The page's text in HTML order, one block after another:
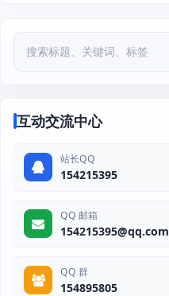
互动交流中心
站长QQ
154215395
QQ 邮箱
154215395@qq.com
QQ 群
154895805